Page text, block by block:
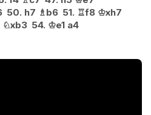
50. h7 ♗b6 51. ♖f8 ♔xh7
♘xb3 54. ♔e1 a4